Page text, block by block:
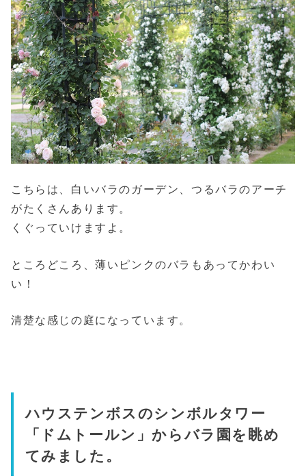
こちらは、白いバラのガーデン、つるバラのアーチ
がたくさんあります。
くぐっていけますよ。
ところどころ、薄いピンクのバラもあってかわい
い！
清楚な感じの庭になっています。
ハウステンボスのシンボルタワー
「ドムトールン」からバラ園を眺め
てみました。